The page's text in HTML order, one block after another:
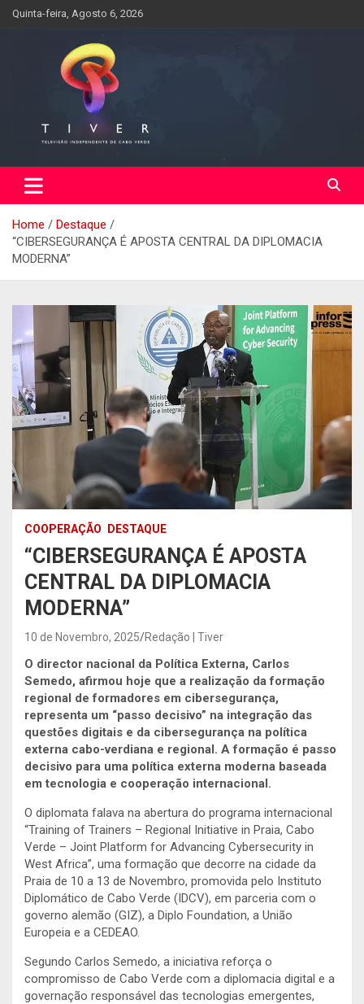
SkipQuinta-feira, Agosto 6, 2026
Home
Destaque
“CIBERSEGURANÇA É APOSTA CENTRAL DA DIPLOMACIA
MODERNA”
COOPERAÇÃO DESTAQUE
“CIBERSEGURANÇA É APOSTA
CENTRAL DA DIPLOMACIA
MODERNA”
10 de Novembro, 2025 Redação | Tiver
O director nacional da Política Externa, Carlos
Semedo, afirmou hoje que a realização da formação
regional de formadores em cibersegurança,
representa um “passo decisivo” na integração das
questões digitais e da cibersegurança na política
externa cabo-verdiana e regional. A formação é passo
decisivo para uma política externa moderna baseada
em tecnologia e cooperação internacional.
O diplomata falava na abertura do programa internacional
“Training of Trainers – Regional Initiative in Praia, Cabo
Verde – Joint Platform for Advancing Cybersecurity in
West Africa”, uma formação que decorre na cidade da
Praia de 10 a 13 de Novembro, promovida pelo Instituto
Diplomático de Cabo Verde (IDCV), em parceria com o
governo alemão (GIZ), a Diplo Foundation, a União
Europeia e a CEDEAO.
Segundo Carlos Semedo, a iniciativa reforça o
compromisso de Cabo Verde com a diplomacia digital e a
governação responsável das tecnologias emergentes,